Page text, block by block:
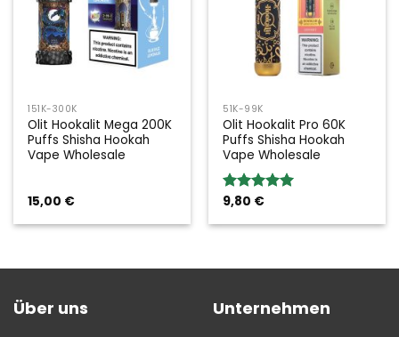
151K-300K
Olit Hookalit Mega 200K
Puffs Shisha Hookah
Vape Wholesale
15,00 €
51K-99K
Olit Hookalit Pro 60K
Puffs Shisha Hookah
Vape Wholesale
Bewertung:
9,80 €
Über uns Unternehmen